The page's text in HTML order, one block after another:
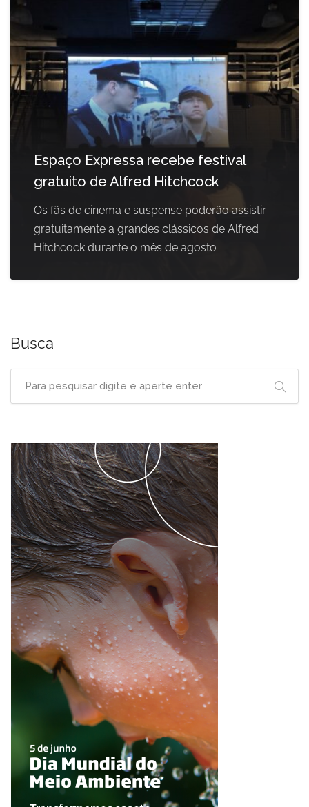
Espaço Expressa recebe festival
gratuito de Alfred Hitchcock
Os fãs de cinema e suspense poderão assistir
gratuitamente a grandes clássicos de Alfred
Hitchcock durante o mês de agosto
Busca